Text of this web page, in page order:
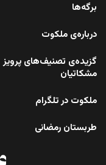
برگه‌ها
درباره‌ی ملکوت
گزیده‌ی تصنیف‌های پرویز
مشکاتیان
ملکوت در تلگرام
طربستان رمضانی